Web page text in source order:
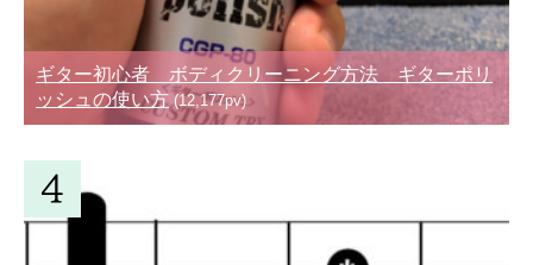
ギター初心者 ボディクリーニング方法 ギターポリ
ッシュの使い方(12,177pv)